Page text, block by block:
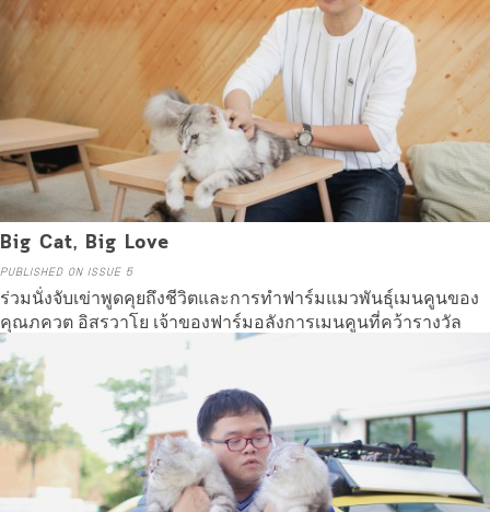
Big Cat, Big Love
PUBLISHED ON ISSUE 5
ร่วมนั่งจับเข่าพูดคุยถึงชีวิตและการทำฟาร์มแมวพันธุ์เมนคูนของ
คุณภควต อิสรวาโย เจ้าของฟาร์มอลังการเมนคูนที่คว้ารางวัล
การประกวดแมวมาแล้ว
Read more